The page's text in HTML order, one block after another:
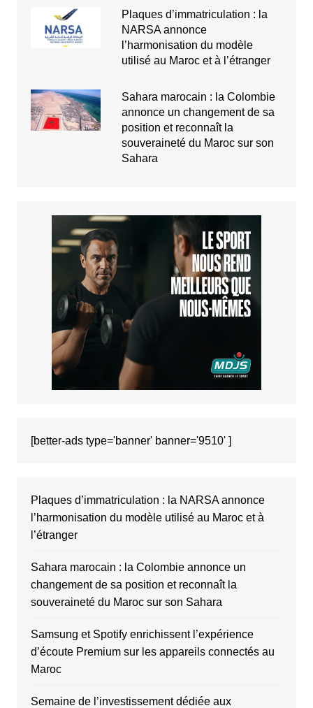
Plaques d’immatriculation : la
NARSA annonce
l’harmonisation du modèle
utilisé au Maroc et à l’étranger
Sahara marocain : la Colombie
annonce un changement de sa
position et reconnaît la
souveraineté du Maroc sur son
Sahara
[better-ads type='banner' banner='9510' ]
Plaques d’immatriculation : la NARSA annonce
l’harmonisation du modèle utilisé au Maroc et à
l’étranger
Sahara marocain : la Colombie annonce un
changement de sa position et reconnaît la
souveraineté du Maroc sur son Sahara
Samsung et Spotify enrichissent l’expérience
d’écoute Premium sur les appareils connectés au
Maroc
Semaine de l’investissement dédiée aux